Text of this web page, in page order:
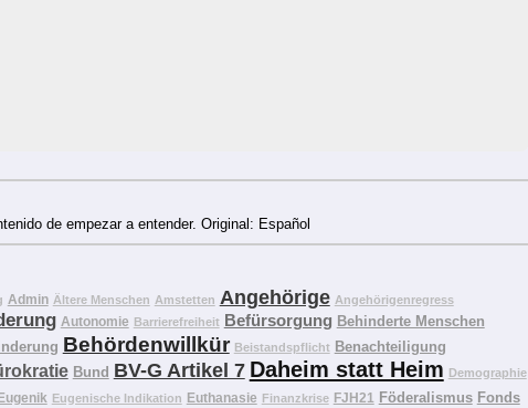
de empezar a entender. Original: Español
Admin Ältere Menschen Amstetten Angehörige Angehörigenregress
Autonomie Barrierefreiheit Befürsorgung Behinderte Menschen
Behördenwillkür Beistandspflicht Benachteiligung
Bund BV-G Artikel 7 Daheim statt Heim Demographie
Eugenik Eugenische Indikation Euthanasie Finanzkrise FJH21 Föderalismus Fonds